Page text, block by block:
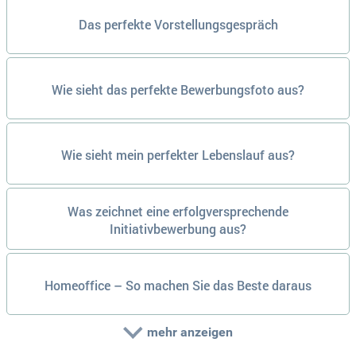
Das perfekte Vorstellungsgespräch
Wie sieht das perfekte Bewerbungsfoto aus?
Wie sieht mein perfekter Lebenslauf aus?
Was zeichnet eine erfolgversprechende
Initiativbewerbung aus?
Homeoffice – So machen Sie das Beste daraus
mehr anzeigen